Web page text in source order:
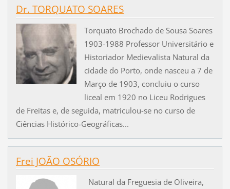
Dr. TORQUATO SOARES
Torquato Brochado de Sousa Soares
1903-1988 Professor Universitário e
Historiador Medievalista Natural da
cidade do Porto, onde nasceu a 7 de
Março de 1903, concluiu o curso
liceal em 1920 no Liceu Rodrigues
de Freitas e, de seguida, matriculou-se no curso de
Ciências Histórico-Geográficas...
Frei JOÃO OSÓRIO
Natural da Freguesia de Oliveira,